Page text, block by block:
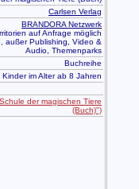
Carlsen Verlag
BRANDORA Netzwerk
auf Anfrage möglich
außer Publishing, Video &
Audio, Themenparks
Buchreihe
Kinder im Alter ab 8 Jahren
der magischen Tiere
(Buch)")